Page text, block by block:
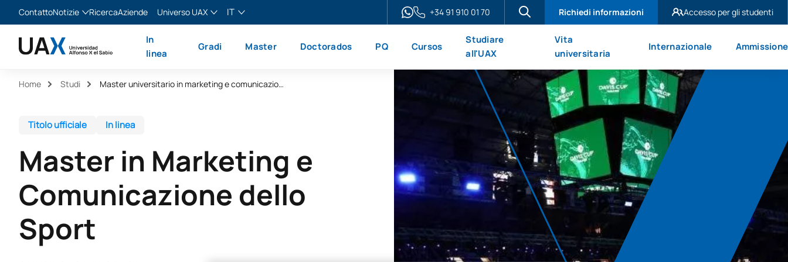
ContattoNotizie
Notizie
RicercaAziende
Universo UAX
XTART
IT
English
Français
+34 91 910 01 70 Richiedi informazioni
Accesso per gli studenti
UAX Mare Nostrum
In
linea
Gradi Master Doctorados PQ Cursos
Studiare
all'UAX
Vita
universitaria
Internazionale Ammissione
Home Studi Master universitario in marketing e comunicazione sportiva
Titolo ufficiale In linea
Master in Marketing e
Comunicazione dello
Sport